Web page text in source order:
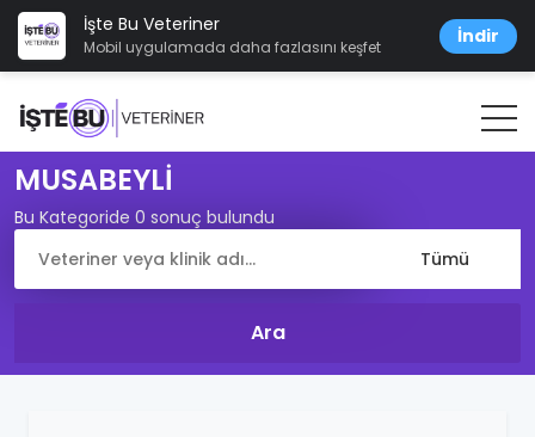
İşte Bu Veteriner
Mobil uygulamada daha fazlasını keşfet İndir
MUSABEYLİ
Bu Kategoride 0 sonuç bulundu